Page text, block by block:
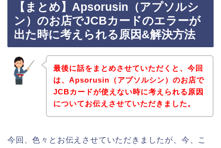
【まとめ】Apsorusin（アプソルシ
ン）のお店でJCBカードのエラーが
出た時に考えられる原因&解決方法
最後に話をまとめさせていただくと、今回
は、Apsorusin（アプソルシン）のお店で
JCBカードが使えない時に考えられる原因
についてお伝えさせていただきました。
今回、色々とお伝えさせていただきましたが、今、こ